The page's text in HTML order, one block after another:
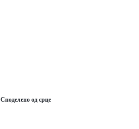
Споделено од срце